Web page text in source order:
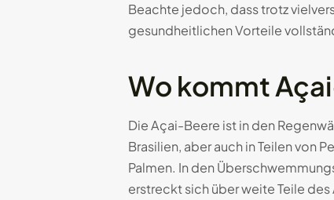
Beachte jedoch, dass trotz
gesundheitlichen Vorteile
Wo kommt
Die Açai-Beere ist in den
Brasilien, aber auch in Teilen von
Palmen. In den
erstreckt sich über weite Teile